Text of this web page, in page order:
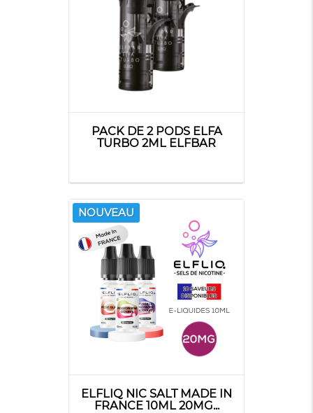
PACK DE 2 PODS ELFA
TURBO 2ML ELFBAR
NOUVEAU
ELFLIQ NIC SALT MADE IN
FRANCE 10ML 20MG...